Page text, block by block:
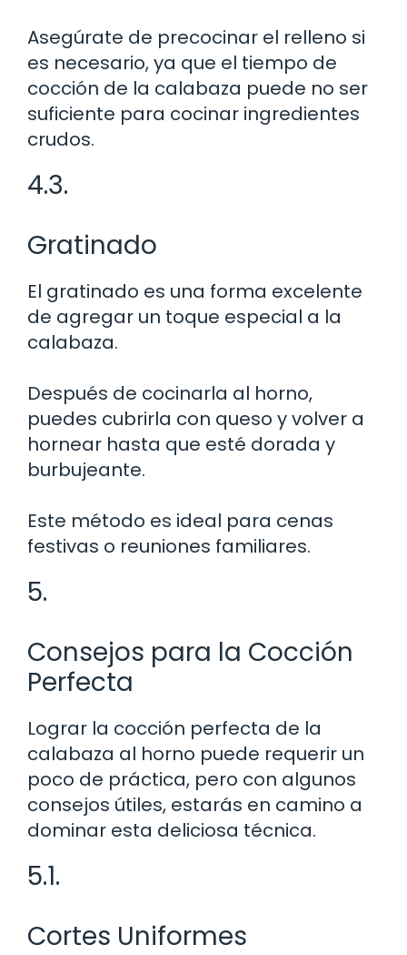
Asegúrate de precocinar el relleno si
es necesario, ya que el tiempo de
cocción de la calabaza puede no ser
suficiente para cocinar ingredientes
crudos.
4.3.
Gratinado
El gratinado es una forma excelente
de agregar un toque especial a la
calabaza.
Después de cocinarla al horno,
puedes cubrirla con queso y volver a
hornear hasta que esté dorada y
burbujeante.
Este método es ideal para cenas
festivas o reuniones familiares.
5.
Consejos para la Cocción
Perfecta
Lograr la cocción perfecta de la
calabaza al horno puede requerir un
poco de práctica, pero con algunos
consejos útiles, estarás en camino a
dominar esta deliciosa técnica.
5.1.
Cortes Uniformes